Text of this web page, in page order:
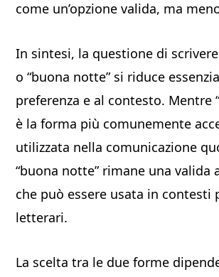
come un’opzione valida, ma
In sintesi, la questione di
o “buona notte” si riduce
preferenza e al contesto. Mentre
è la forma più comunemente
utilizzata nella comunicazione
“buona notte” rimane una valida
che può essere usata in contesti
letterari.
La scelta tra le due forme